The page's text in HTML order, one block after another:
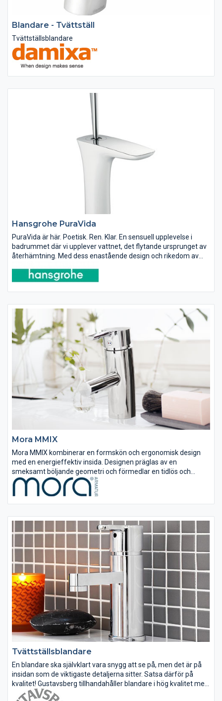
Blandare - Tvättställ
Tvättställsblandare
Hansgrohe PuraVida
PuraVida är här. Poetisk. Ren. Klar. En sensuell upplevelse i
badrummet där vi upplever vattnet, det flytande ursprunget av
återhämtning. Med dess enastående design och rikedom av
Mora MMIX
Mora MMIX kombinerar en formskön och ergonomisk design
med en energieffektiv insida. Designen präglas av en
smeksamt böljande geometri och förmedlar en tidlös och
sammanhängande stil över hela serien. Vårt unika miljökoncept
EcoSafe™ ligger...
Tvättställsblandare
En blandare ska självklart vara snygg att se på, men det är på
insidan som de viktigaste detaljerna sitter. Satsa därför på
kvalitet! Gustavsberg tillhandahåller blandare i hög kvalitet med
smarta lösningar som både är energi- och vattenbesparande....